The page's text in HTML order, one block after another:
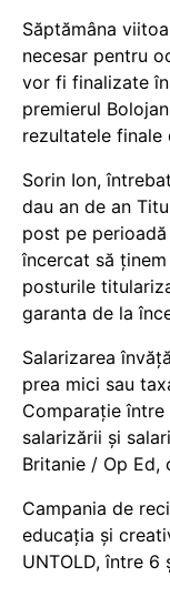
Săptămâna
necesar pentru
vor fi finalizate
premierul
rezultatele finale
Sorin Ion,
dau an de an
post pe
încercat să
posturile
garanta de la
Salarizarea
prea mici sau
Comparație între
salarizării și
Britanie / Op Ed,
Campania de
educația și
UNTOLD, între 6